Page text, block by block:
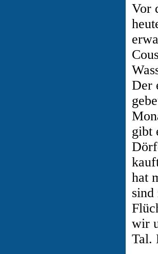
Vor
Der
gibt
hat
sind
wir
Tal.